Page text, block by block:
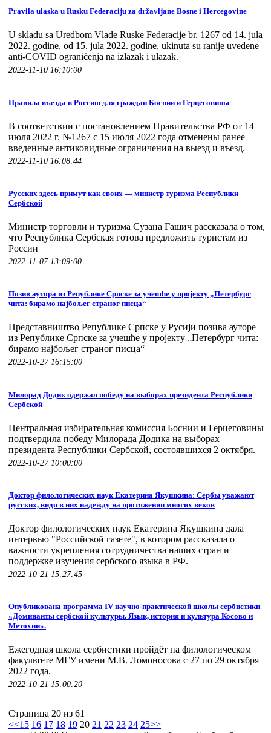
Pravila ulaska u Rusku Federaciju za državljane Bosne i Hercegovine
U skladu sa Uredbom Vlade Ruske Federacije br. 1267 od 14. jula
2022. godine, od 15. jula 2022. godine, ukinuta su ranije uvedene
anti-COVID ograničenja na izlazak i ulazak.
2022-11-10 16:10:00
Правила въезда в Россию для граждан Боснии и Герцеговины
В соответствии с постановлением Правительства РФ от 14
июля 2022 г. №1267 с 15 июля 2022 года отменены ранее
введенные антиковидные ограничения на выезд и въезд.
2022-11-10 16:08:44
Русских здесь примут как своих — министр туризма Республики
Сербской
Министр торговли и туризма Сузана Гашич рассказала о том,
что Республика Сербская готова предложить туристам из
России
2022-11-07 13:09:00
Позив аутора из Републике Српске за учешће у пројекту „Петербург
чита: бирамо најбољег страног писца“
Представништво Републике Српске у Русији позива ауторе
из Републике Српске за учешће у пројекту „Петербург чита:
бирамо најбољег страног писца“
2022-10-27 16:15:00
Милорад Додик одержал победу на выборах президента Республики
Сербской
Центральная избирательная комиссия Боснии и Герцеговины
подтвердила победу Милорада Додика на выборах
президента Республики Сербской, состоявшихся 2 октября.
2022-10-27 10:00:00
Доктор филологических наук Екатерина Якушкина: Сербы уважают
русских, видя в них надежду на протяжении многих веков
Доктор филологических наук Екатерина Якушкина дала
интервью "Российской газете", в котором рассказала о
важности укрепления сотрудничества наших стран и
поддержке изучения сербского языка в РФ.
2022-10-21 15:27:45
Опубликована программа IV научно-практической школы сербистики
«Доминанты сербской культуры. Язык, история и культура Косово и
Метохии».
Ежегодная школа сербистики пройдёт на филологическом
факультете МГУ имени М.В. Ломоносова с 27 по 29 октября
2022 года.
2022-10-21 15:00:20
Страница 20 из 61
<<15 16 17 18 19 20 21 22 23 24 25>>